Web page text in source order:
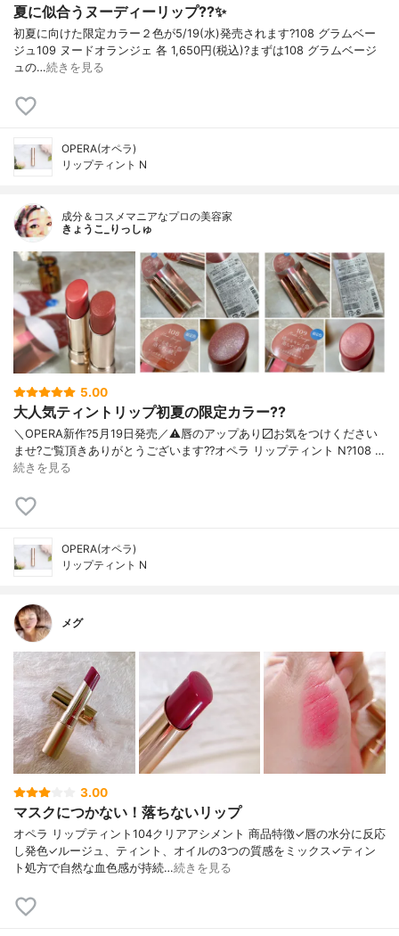
夏に似合うヌーディーリップ??✨
初夏に向けた限定カラー２色が5/19(水)発売されます?108 グラムベー
ジュ109 ヌードオランジェ 各 1,650円(税込)?まずは108 グラムベージ
ュの…続きを見る
OPERA(オペラ)
リップティント N
成分＆コスメマニアなプロの美容家
きょうこ_りっしゅ
5.00
大人気ティントリップ初夏の限定カラー??
＼OPERA新作?5月19日発売／ ⚠️唇のアップあり〼 お気をつけください
ませ? ご覧頂きありがとうございます? ?オペラ リップティント N ?108 …
続きを見る
OPERA(オペラ)
リップティント N
メグ
3.00
マスクにつかない！落ちないリップ
オペラ リップティント104クリアアシメント 商品特徴✓唇の水分に反応
し発色✓ルージュ、ティント、オイルの3つの質感をミックス✓ティン
ト処方で自然な血色感が持続…続きを見る